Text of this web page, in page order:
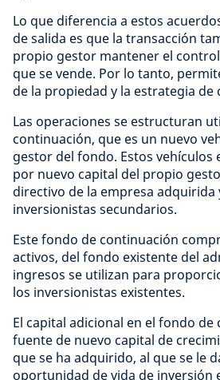
Lo que diferencia a estos
de salida es que la transacción
propio gestor mantener el
que se vende. Por lo tanto,
de la propiedad y la estrategia de
Las operaciones se estructuran
continuación, que es un nuevo
gestor del fondo. Estos vehículos
por nuevo capital del propio
directivo de la empresa adquirida
inversionistas secundarios.
Este fondo de continuación
activos, del fondo existente del
ingresos se utilizan para
los inversionistas existentes.
El capital adicional en el fondo
fuente de nuevo capital de
que se ha adquirido, al que se le
oportunidad de vida de inversión